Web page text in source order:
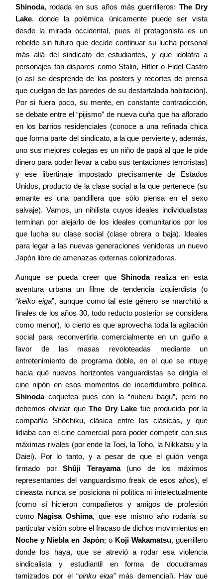
Shinoda, rodada en sus años más guerrilleros: The Dry
Lake, donde la polémica únicamente puede ser vista
desde la mirada occidental, pues el protagonista es un
rebelde sin futuro que decide continuar su lucha personal
más allá del sindicato de estudiantes, y que idolatra a
personajes tan dispares como Stalin, Hitler o Fidel Castro
(o así se desprende de los posters y recortes de prensa
que cuelgan de las paredes de su destartalada habitación).
Por si fuera poco, su mente, en constante contradicción,
se debate entre el “pijismo” de nueva cuña que ha aflorado
en los barrios residenciales (conoce a una refinada chica
que forma parte del sindicato, a la que pervierte y, además,
uno sus mejores colegas es un niño de papá al que le pide
dinero para poder llevar a cabo sus tentaciones terroristas)
y ese libertinaje impostado precisamente de Estados
Unidos, producto de la clase social a la que pertenece (su
amante es una pandillera que sólo piensa en el sexo
salvaje). Vamos, un nihilista cuyos ideales individualistas
terminan por alejarlo de los ideales comunitarios por los
que lucha su clase social (clase obrera o baja). Ideales
para legar a las nuevas generaciones venideras un nuevo
Japón libre de amenazas externas colonizadoras.
Aunque se pueda creer queShinodarealiza en esta
aventura urbana un filme de tendencia izquierdista (o
“keiko eiga”, aunque como tal este género se marchitó a
finales de los años 30, todo reducto posterior se considera
como menor), lo cierto es que aprovecha toda la agitación
social para reconvertirla comercialmente en un guiño a
favor de las masas revoloteadas mediante un
entretenimiento de programa doble, en el que se intuye
hacia qué nuevos horizontes vanguardistas se dirigía el
cine nipón en esos momentos de incertidumbre política.
Shinodacoquetea pues con la “nuberu bagu”, pero no
debemos olvidar queThe Dry Lake fue producida por la
compañía Shôchiku, clásica entre las clásicas, y que
lidiaba con el cine comercial para poder competir con sus
máximas rivales (por ende la Toei, la Toho, la Nikkatsu y la
Daiei). Por lo tanto, y a pesar de que el guión venga
firmado porShûji Terayama(uno de los máximos
representantes del vanguardismo freak de esos años), el
cineasta nunca se posiciona ni política ni intelectualmente
(como sí hicieron compañeros y amigos de profesión
como Nagisa Oshima, que ese mismo año rodaría su
particular visión sobre el fracaso de dichos movimientos en
Noche y Niebla en Japón; o Koji Wakamatsu, guerrillero
donde los haya, que se atrevió a rodar esa violencia
sindicalista y estudiantil en forma de docudramas
tamizados por el “pinku eiga”más demencial). Hay que